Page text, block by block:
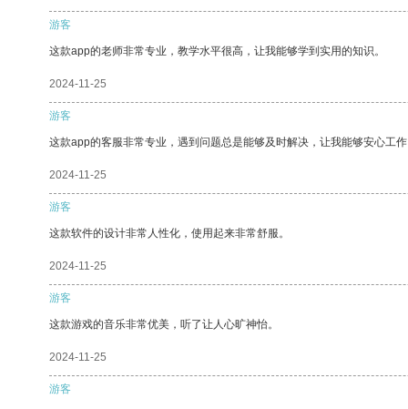
游客
这款app的老师非常专业，教学水平很高，让我能够学到实用的知识。
2024-11-25
游客
这款app的客服非常专业，遇到问题总是能够及时解决，让我能够安心工
2024-11-25
游客
这款软件的设计非常人性化，使用起来非常舒服。
2024-11-25
游客
这款游戏的音乐非常优美，听了让人心旷神怡。
2024-11-25
游客